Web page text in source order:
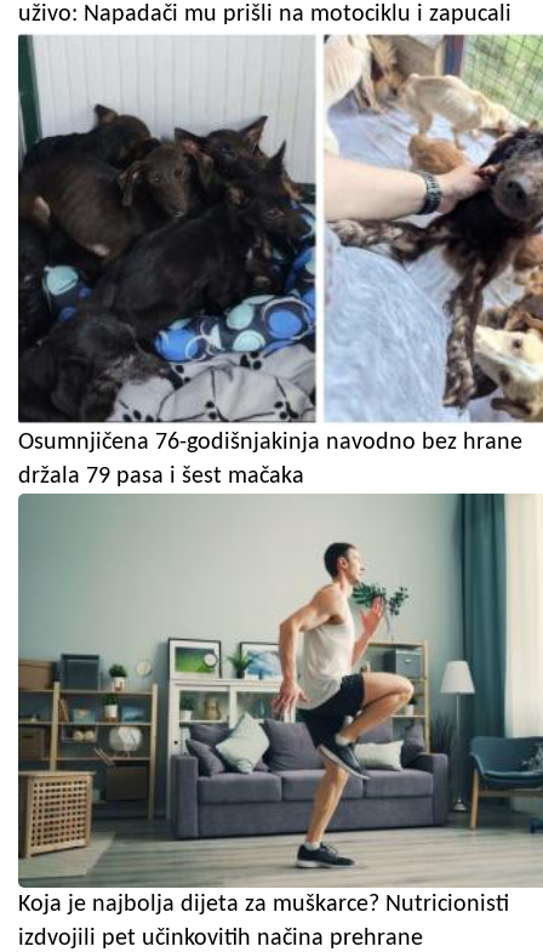
uživo: Napadači mu prišli na motociklu i zapucali
Osumnjičena 76-godišnjakinja navodno bez hrane
držala 79 pasa i šest mačaka
Koja je najbolja dijeta za muškarce? Nutricionisti
izdvojili pet učinkovitih načina prehrane